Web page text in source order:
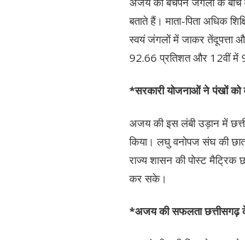
बताते हैं। माता-पिता अधिक
स्वयं जंगलों में जाकर तेंदूपत्ता
92.66 प्रतिशत और 12वीं में
*सरकारी योजनाओं ने पंखों को
अजय की इस लंबी उड़ान में
किया। लघु वनोपज संघ की
राज्य शासन की पोस्ट मैट्रिक
कर सके।
*अजय की सफलता छत्तीसगढ़ के